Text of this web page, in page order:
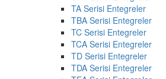
TA Serisi Entegreler
TBA Serisi Entegreler
TC Serisi Entegreler
TCA Serisi Entegreler
TD Serisi Entegreler
TDA Serisi Entegreler